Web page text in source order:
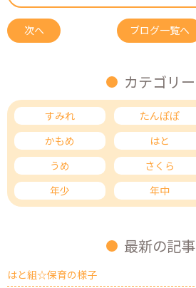
次へ ブログ一覧へ
カテゴリー
すみれ たんぽぽ
かもめ
はと
うめ
さくら
年少
年中
最新の記事
はと組☆保育の様子